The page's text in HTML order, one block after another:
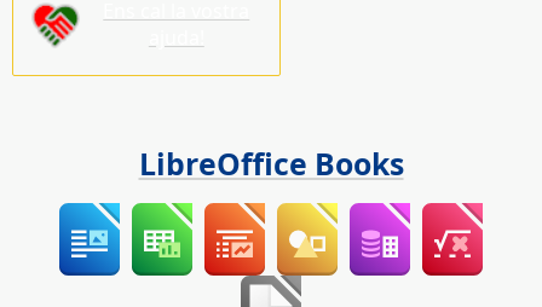
LibreOffice Books